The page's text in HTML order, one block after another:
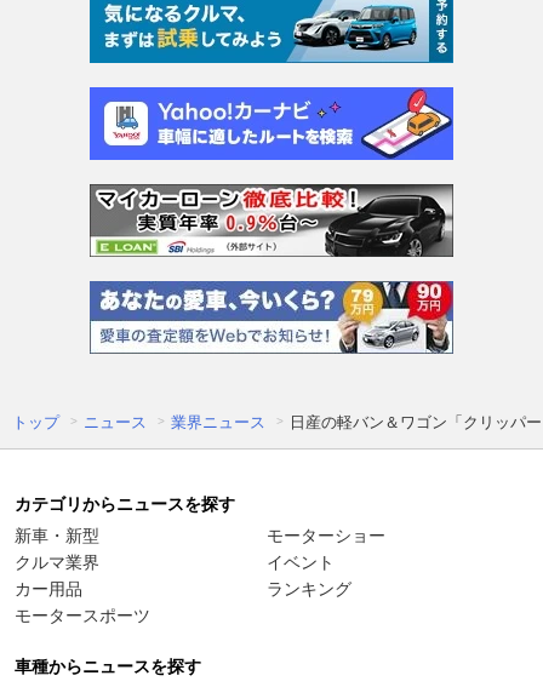
トップ ニュース 業界ニュース 日産の軽バン＆ワゴン「クリッパ
カテゴリからニュースを探す
新車・新型
クルマ業界
カー用品
モータースポーツ
モーターショー
イベント
ランキング
車種からニュースを探す